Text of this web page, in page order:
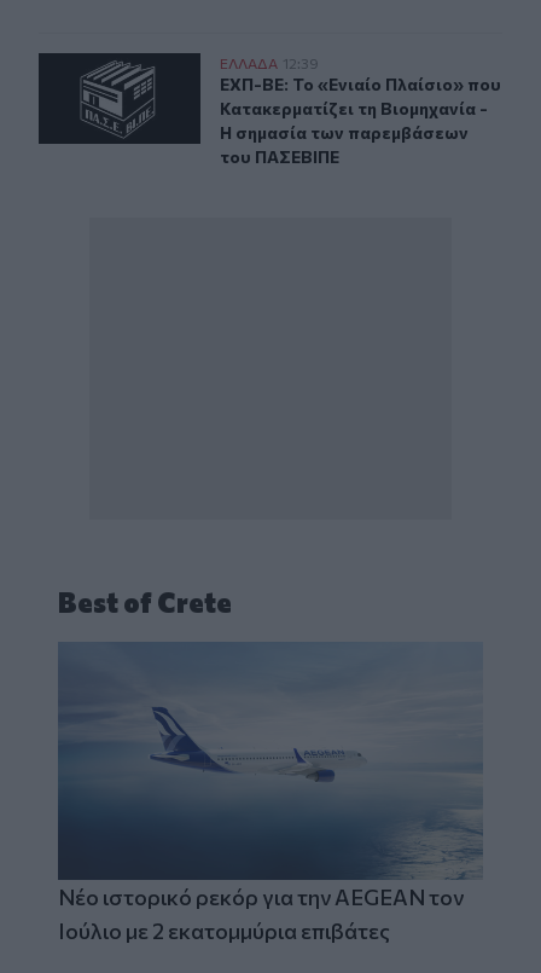
ΕΧΠ-ΒΕ: Το «Ενιαίο Πλαίσιο» που Κατακερματίζει
ΕΛΛAΔΑ 12:39
ΕΧΠ-ΒΕ: Το «Ενιαίο Πλαίσιο» που
ΕΧΠ-ΒΕ: Το «Ενιαίο Πλαίσιο» που
Κατακερματίζει τη Βιομηχανία -
Η σημασία των παρεμβάσεων
του ΠΑΣΕΒΙΠΕ
Best of Crete
Νέο ιστορικό ρεκόρ για την AEGEAN τον
Ιούλιο με 2 εκατομμύρια επιβάτες